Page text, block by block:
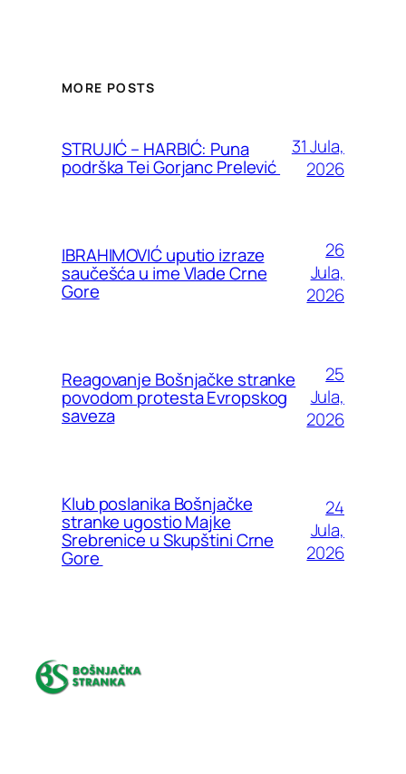
MORE POSTS
STRUJIĆ – HARBIĆ: Puna
podrška Tei Gorjanc Prelević
31 Jula,
2026
IBRAHIMOVIĆ uputio izraze
saučešća u ime Vlade Crne
Gore
26
Jula,
2026
Reagovanje Bošnjačke stranke
povodom protesta Evropskog
saveza
25
Jula,
2026
Klub poslanika Bošnjačke
stranke ugostio Majke
Srebrenice u Skupštini Crne
Gore
24
Jula,
2026